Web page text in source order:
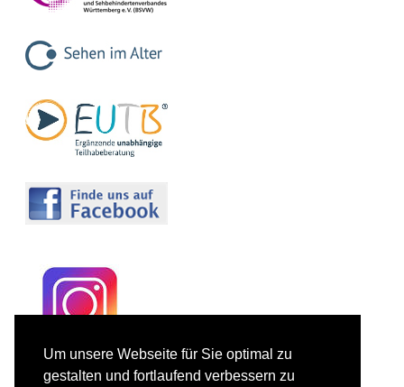
Um unsere Webseite für Sie optimal zu
gestalten und fortlaufend verbessern zu